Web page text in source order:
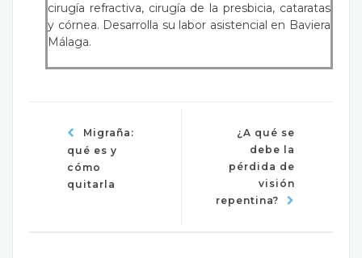
cirugía refractiva, cirugía de la presbicia, cataratas
y córnea. Desarrolla su labor asistencial en Baviera
Málaga.
Migraña:
qué es y
cómo
quitarla
¿A qué se
debe la
pérdida de
visión
repentina?